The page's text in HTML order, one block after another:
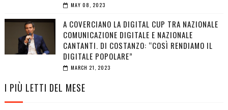
MAY 08, 2023
A COVERCIANO LA DIGITAL CUP TRA NAZIONALE
COMUNICAZIONE DIGITALE E NAZIONALE
CANTANTI. DI COSTANZO: “COSÌ RENDIAMO IL
DIGITALE POPOLARE”
MARCH 21, 2023
I PIÙ LETTI DEL MESE